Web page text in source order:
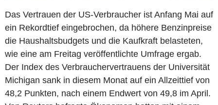
Das Vertrauen der US-Verbraucher ist Anfang Mai auf
ein Rekordtief eingebrochen, da höhere Benzinpreise
die Haushaltsbudgets und die Kaufkraft belasteten,
wie eine am Freitag veröffentlichte Umfrage ergab.
Der Index des Verbrauchervertrauens der Universität
Michigan sank in diesem Monat auf ein Allzeittief von
48,2 Punkten, nach einem Endwert von 49,8 im April.